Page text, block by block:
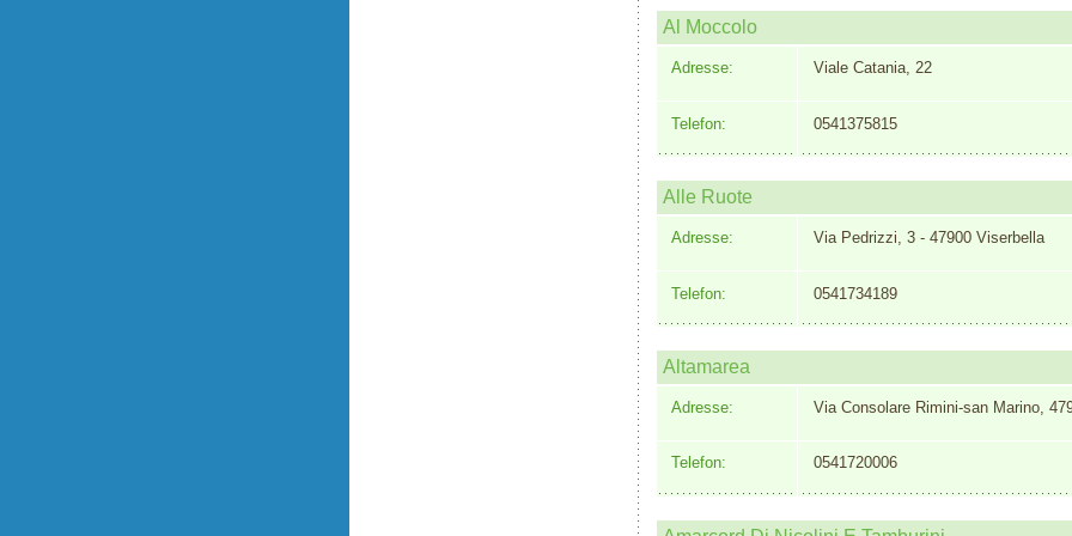
Al Moccolo
Adresse: Viale Catania, 22
Telefon: 0541375815
Alle Ruote
Adresse: Via Pedrizzi, 3 - 47900 Viserbella
Telefon: 0541734189
Altamarea
Adresse: Via Consolare Rimini-san Marino,
Telefon: 0541720006